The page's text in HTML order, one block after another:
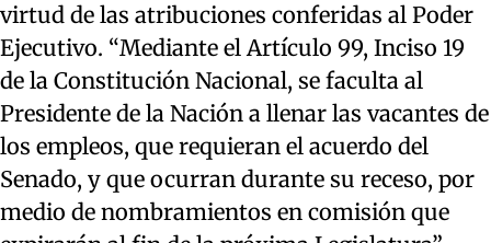
virtud de las atribuciones conferidas al Poder
Ejecutivo. “Mediante el Artículo 99, Inciso 19
de la Constitución Nacional, se faculta al
Presidente de la Nación a llenar las vacantes de
los empleos, que requieran el acuerdo del
Senado, y que ocurran durante su receso, por
medio de nombramientos en comisión que